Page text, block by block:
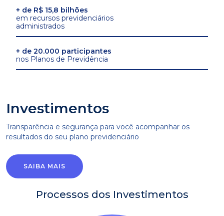
+ de R$ 15,8 bilhões
em recursos previdenciários
administrados
+ de 20.000 participantes
nos Planos de Previdência
Investimentos
Transparência e segurança para você acompanhar os
resultados do seu plano previdenciário
SAIBA MAIS
Processos dos Investimentos